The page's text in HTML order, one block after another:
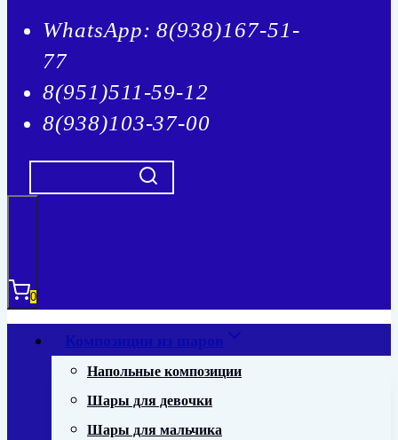
WhatsApp: 8(938)167-51-
77
8(951)511-59-12
8(938)103-37-00
0
Композиции из шаров
Напольные композиции
Шары для девочки
Шары для мальчика